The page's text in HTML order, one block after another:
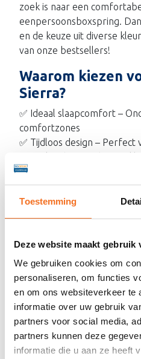
Toestemming
Deze website maakt gebruik
We gebruiken cookies om
personaliseren, om functies
en om ons websiteverkeer te
informatie over uw gebruik
partners voor social media,
partners kunnen deze
informatie die u aan ze heeft
zoek is naar een
eenpersoonsboxspring.
en de keuze uit diverse
van onze bestsellers!
Waarom kiezen
Sierra?
✅ Ideaal slaapcomfort –
comfortzones
✅ Tijdloos design – Perfect
stoffen of leerlook
✅ Compact en praktisch –
ruimtes
De Boxspring Sierra wordt
hoogwaardig
een veerkern van stalen
verbonden zijn, wat zorgt
gelijkmatige ondersteuning.
heeft het matras een
lange levensduur, ideaal
nachtrust.